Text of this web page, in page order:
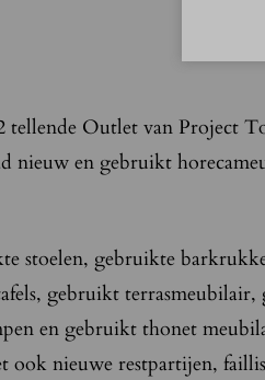
tellende Outlet van Project
nieuw en gebruikt
stoelen, gebruikte
gebruikt terrasmeubilair,
en gebruikt thonet
ook nieuwe restpartijen,